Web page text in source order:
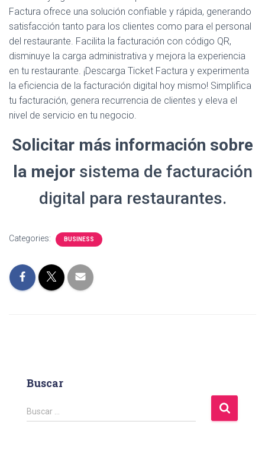
Factura ofrece una solución confiable y rápida, generando
satisfacción tanto para los clientes como para el personal
del restaurante. Facilita la facturación con código QR,
disminuye la carga administrativa y mejora la experiencia
en tu restaurante. ¡Descarga Ticket Factura y experimenta
la eficiencia de la facturación digital hoy mismo! Simplifica
tu facturación, genera recurrencia de clientes y eleva el
nivel de servicio en tu negocio.
Solicitar más información sobre
la mejorsistema de facturación
digital para restaurantes.
Categories: BUSINESS
Buscar
B
u
Buscar …